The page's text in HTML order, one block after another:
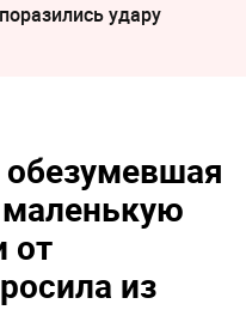
удару
от
из